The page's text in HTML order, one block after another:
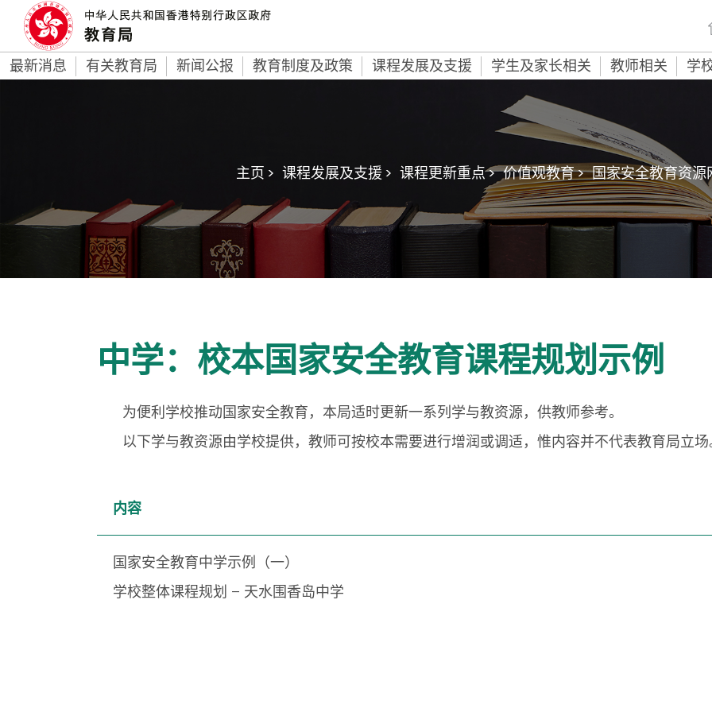
最新消息 有关教育局 新闻公报 教育制度及政策 课程发展及支援 学生及家长相关 教师相关 学
主页 > 课程发展及支援 > 课程更新重点 > 价值观教育 > 国家安全教育资源
中学：校本国家安全教育课程规划示例
为便利学校推动国家安全教育，本局适时更新一系列学与教资源，供教师参考。
以下学与教资源由学校提供，教师可按校本需要进行增润或调适，惟内容并不代表教育局立场
内容
国家安全教育中学示例（一）
学校整体课程规划 – 天水围香岛中学